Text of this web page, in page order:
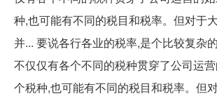
种,也可能有不同的税目和税率。但对于
并... 要说各行各业的税率,是个比较复杂
不仅仅有各个不同的税种贯穿了公司运
个税种,也可能有不同的税目和税率。但